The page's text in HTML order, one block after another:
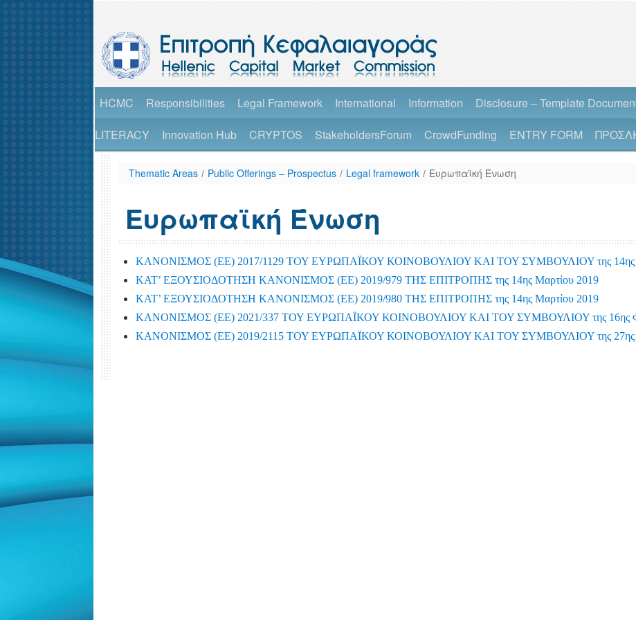
HCMC Responsibilities Legal Framework International Information Disclosure – Template
LITERACY
Innovation Hub CRYPTOS StakeholdersForum CrowdFunding ENTRY FORM
Thematic Areas / Public Offerings – Prospectus / Legal framework / Ευρωπαϊκή Ένωση
Ευρωπαϊκή Ένωση
ΚΑΝΟΝΙΣΜΟΣ (EE) 2017/1129 ΤΟΥ ΕΥΡΩΠΑΪΚΟΥ ΚΟΙΝΟΒΟΥΛΙΟΥ ΚΑΙ ΤΟΥ ΣΥΜΒΟΥΛΙΟΥ της 14ης
ΚΑΤ’ ΕΞΟΥΣΙΟΔΟΤΗΣΗ ΚΑΝΟΝΙΣΜΟΣ (ΕΕ) 2019/979 ΤΗΣ ΕΠΙΤΡΟΠΗΣ της 14ης Μαρτίου 2019
ΚΑΤ’ ΕΞΟΥΣΙΟΔΟΤΗΣΗ ΚΑΝΟΝΙΣΜΟΣ (ΕΕ) 2019/980 ΤΗΣ ΕΠΙΤΡΟΠΗΣ της 14ης Μαρτίου 2019
ΚΑΝΟΝΙΣΜΟΣ (ΕΕ) 2021/337 ΤΟΥ ΕΥΡΩΠΑΪΚΟΥ ΚΟΙΝΟΒΟΥΛΙΟΥ ΚΑΙ ΤΟΥ ΣΥΜΒΟΥΛΙΟΥ της 16ης
ΚΑΝΟΝΙΣΜΟΣ (ΕΕ) 2019/2115 ΤΟΥ ΕΥΡΩΠΑΪΚΟΥ ΚΟΙΝΟΒΟΥΛΙΟΥ ΚΑΙ ΤΟΥ ΣΥΜΒΟΥΛΙΟΥ της 27ης